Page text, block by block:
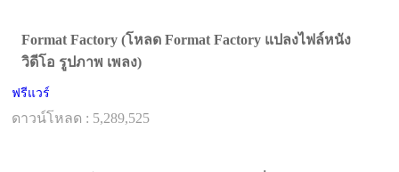
Format Factory (โหลด Format Factory แปลงไฟล์หนัง
วิดีโอ รูปภาพ เพลง)
ฟรีแวร์
ดาวน์โหลด : 5,289,525